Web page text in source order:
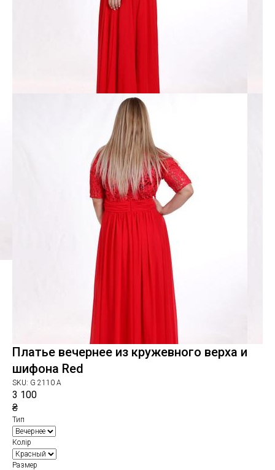
Платье вечернее из кружевного верха и
шифона Red
SKU: G 2110 А
3 100
₴
Тип
Колір
Размер